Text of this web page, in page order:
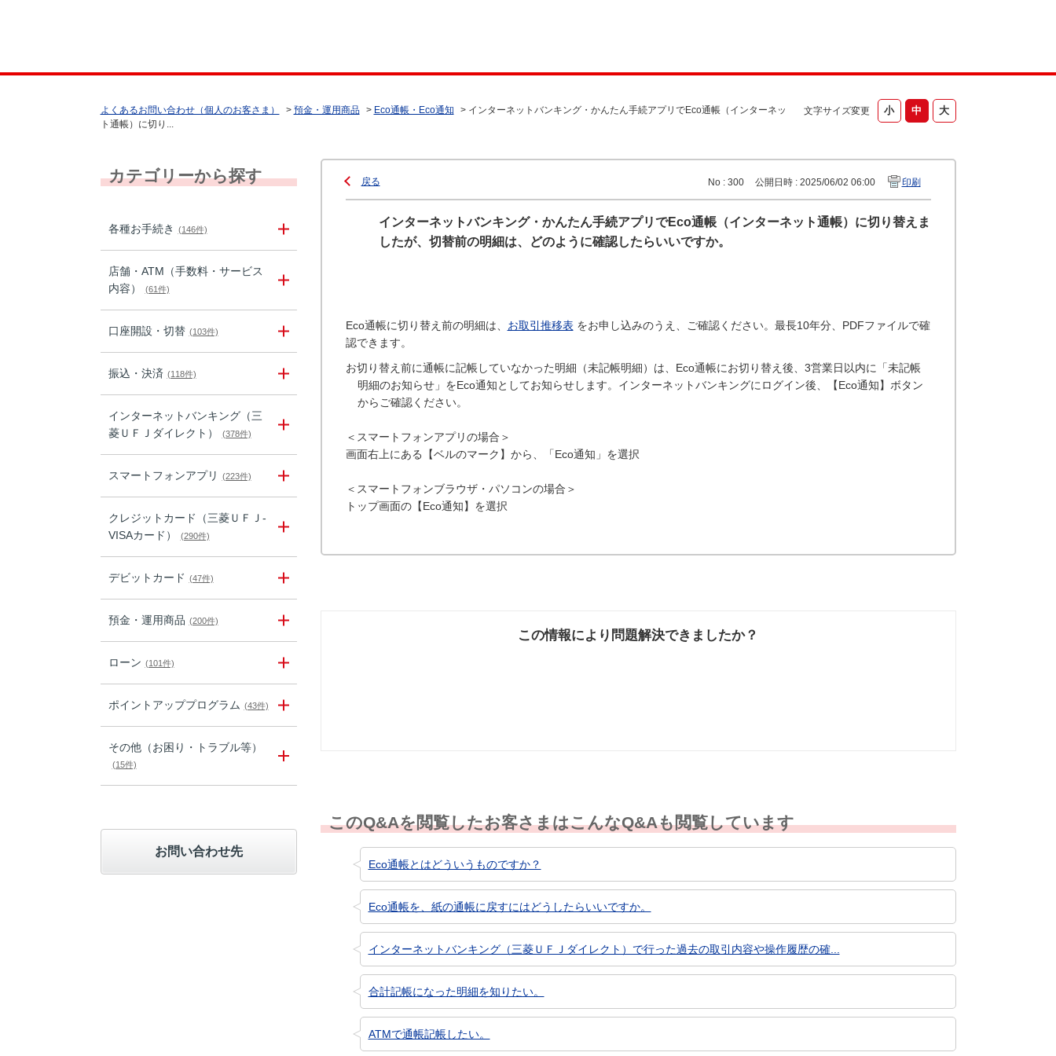
文字サイズ変更
よくあるお問い合わせ（個人のお客さま） > 預金・運用商品 > Eco通帳・Eco通知 > インターネットバンキング・かんたん手続アプリでEco通帳（インターネッ
ト通帳）に切り...
カテゴリーから探す
各種お手続き (146件)
店舗・ATM（手数料・サービス
内容）
(61件)
口座開設・切替 (103件)
振込・決済 (118件)
インターネットバンキング（三
菱ＵＦＪダイレクト）
(378件)
スマートフォンアプリ (223件)
クレジットカード（三菱ＵＦＪ-
VISAカード）
(290件)
デビットカード (47件)
預金・運用商品 (200件)
ローン (101件)
ポイントアッププログラム (43件)
その他（お困り・トラブル等）
(15件)
お問い合わせ先
戻る No : 300 公開日時 : 2025/06/02 06:00 印刷
インターネットバンキング・かんたん手続アプリでEco通帳（インターネット通帳）に切り替えま
したが、切替前の明細は、どのように確認したらいいですか。
Eco通帳に切り替え前の明細は、 お取引推移表 をお申し込みのうえ、ご確認ください。最長10年分、PDFファイルで確
認できます。
お切り替え前に通帳に記帳していなかった明細（未記帳明細）は、Eco通帳にお切り替え後、3営業日以内に「未記帳
明細のお知らせ」をEco通知としてお知らせします。インターネットバンキングにログイン後、【Eco通知】ボタン
からご確認ください。
＜スマートフォンアプリの場合＞
画面右上にある【ベルのマーク】から、「Eco通知」を選択
＜スマートフォンブラウザ・パソコンの場合＞
トップ画面の【Eco通知】を選択
この情報により問題解決できましたか？
このQ&Aを閲覧したお客さまはこんなQ&Aも閲覧しています
Eco通帳とはどういうものですか？
Eco通帳を、紙の通帳に戻すにはどうしたらいいですか。
インターネットバンキング（三菱ＵＦＪダイレクト）で行った過去の取引内容や操作履歴の確...
合計記帳になった明細を知りたい。
ATMで通帳記帳したい。